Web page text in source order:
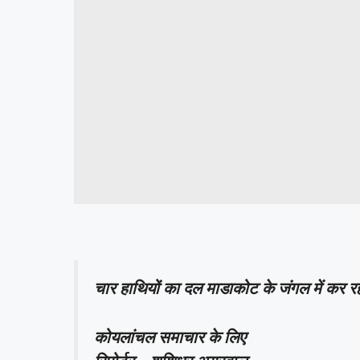
चार हाथियों का दल माडाकोट के जंगल में कर
कोयलांचल समाचार के लिए